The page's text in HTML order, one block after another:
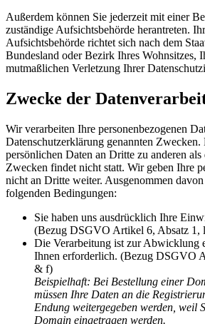
Außerdem können Sie jederzeit mit einer
zuständige Aufsichtsbehörde herantreten.
Aufsichtsbehörde richtet sich nach dem
Bundesland oder Bezirk Ihres Wohnsitzes,
mutmaßlichen Verletzung Ihrer
Zwecke der
Wir verarbeiten Ihre personenbezogenen
Datenschutzerklärung genannten
persönlichen Daten an Dritte zu anderen als
Zwecken findet nicht statt. Wir geben Ihre
nicht an Dritte weiter. Ausgenommen
folgenden Bedingungen:
Sie haben uns ausdrücklich Ihre
(Bezug DSGVO Artikel 6, Absatz 1,
Die Verarbeitung ist zur Abwicklung
Ihnen erforderlich. (Bezug DSGVO
& f)
Beispielhaft: Bei Bestellung einer
müssen Ihre Daten an die
Endung weitergegeben werden, weil
Domain eingetragen werden.